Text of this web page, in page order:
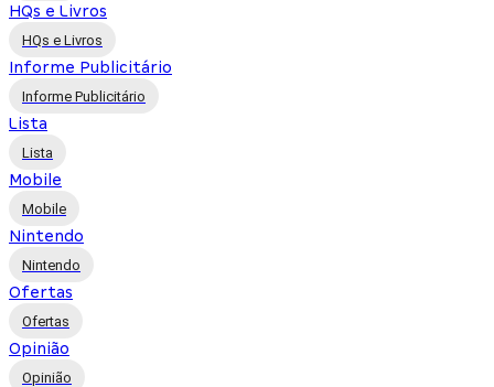
HQs e Livros
HQs e Livros
Informe Publicitário
Informe Publicitário
Lista
Lista
Mobile
Mobile
Nintendo
Nintendo
Ofertas
Ofertas
Opinião
Opinião